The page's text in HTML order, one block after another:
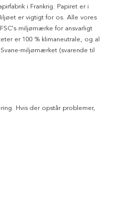
i Frankrig. Papiret er i
er vigtigt for os. Alle vores
miljømærke for ansvarligt
er 100 % klimaneutrale, og al
miljømærket (svarende til
Hvis der opstår problemer,